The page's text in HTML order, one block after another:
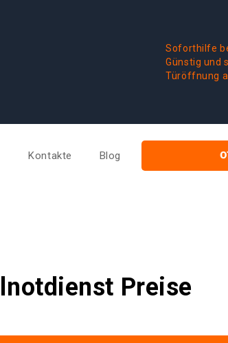
Soforthilfe
Günstig und
Türöffnung
Kontakte Blog
Preise